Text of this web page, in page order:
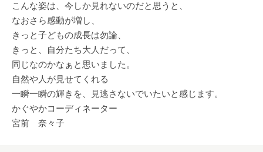
こんな姿は、今しか見れないのだと思うと、
なおさら感動が増し、
きっと子どもの成長は勿論、
きっと、自分たち大人だって、
同じなのかなぁと思いました。
自然や人が見せてくれる
一瞬一瞬の輝きを、見逃さないでいたいと感じます。
かぐやかコーディネーター
宮前 奈々子